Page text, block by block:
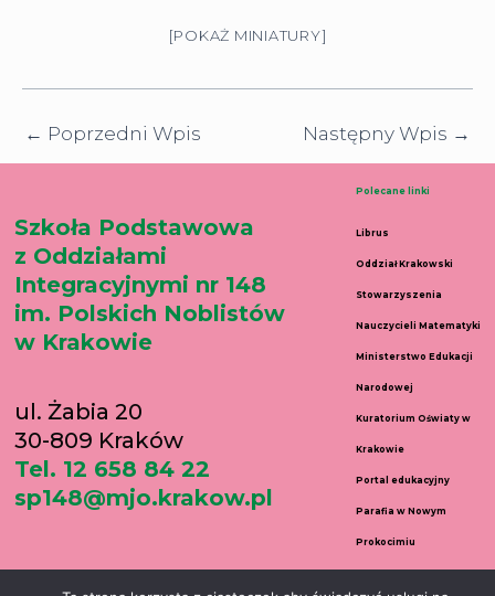
[POKAŻ MINIATURY]
← Poprzedni Wpis Następny Wpis →
Szkoła Podstawowa
z Oddziałami
Integracyjnymi nr 148
im. Polskich Noblistów
w Krakowie
ul. Żabia 20
30-809 Kraków
Tel. 12 658 84 22
sp148@mjo.krakow.pl
Polecane linki
Librus
Oddział Krakowski
Stowarzyszenia
Nauczycieli Matematyki
Ministerstwo Edukacji
Narodowej
Kuratorium Oświaty w
Krakowie
Portal edukacyjny
Parafia w Nowym
Prokocimiu